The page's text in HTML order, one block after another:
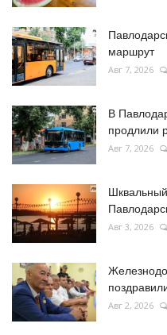
маршрут
Авг 7, 2026
В
продлили
Авг 7, 2026
Авг 3, 2026
Авг 2, 2026